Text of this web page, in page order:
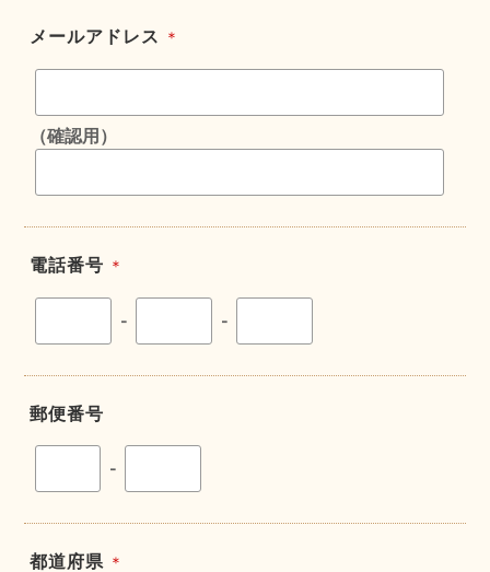
メールアドレス ＊
（確認用）
電話番号 ＊
- -
郵便番号
-
都道府県 ＊